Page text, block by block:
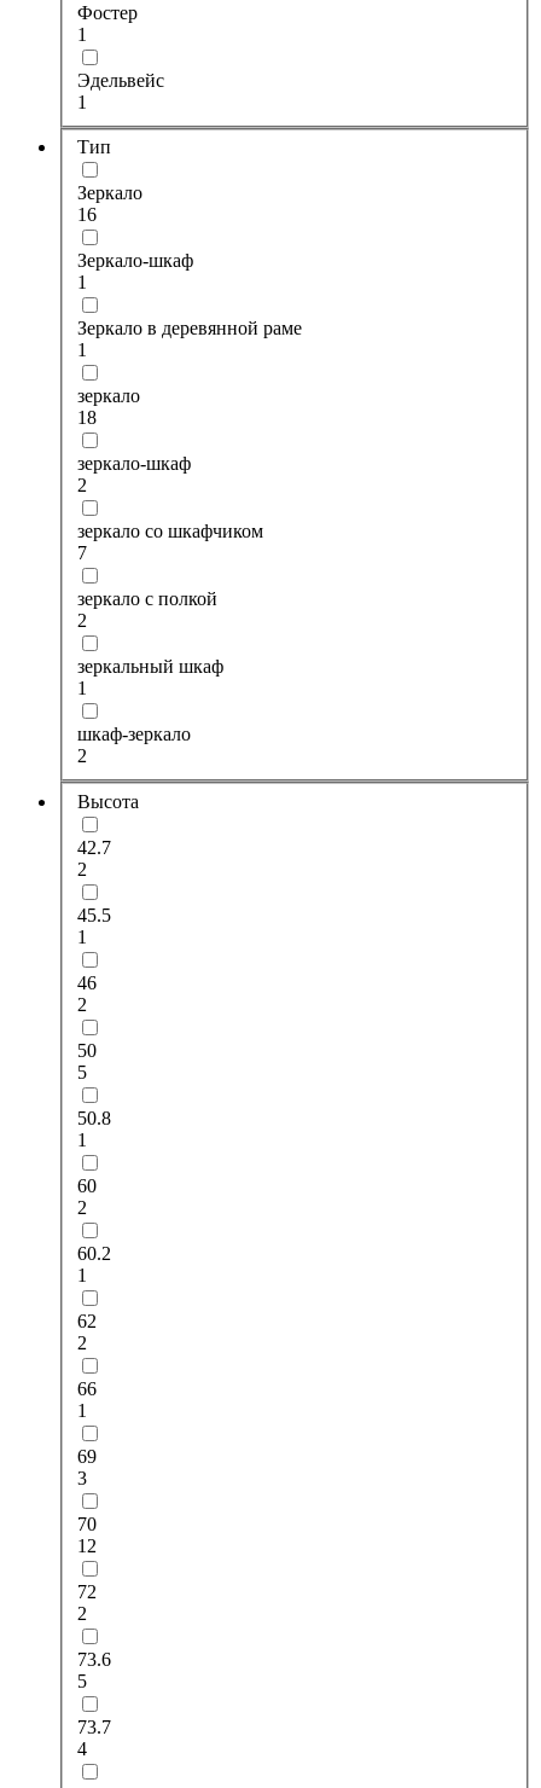
Фостер
1
Эдельвейс
1
Тип
Зеркало
16
Зеркало-шкаф
1
Зеркало в деревянной раме
1
зеркало
18
зеркало-шкаф
2
зеркало со шкафчиком
7
зеркало с полкой
2
зеркальный шкаф
1
шкаф-зеркало
2
Высота
42.7
2
45.5
1
46
2
50
5
50.8
1
60
2
60.2
1
62
2
66
1
69
3
70
12
72
2
73.6
5
73.7
4